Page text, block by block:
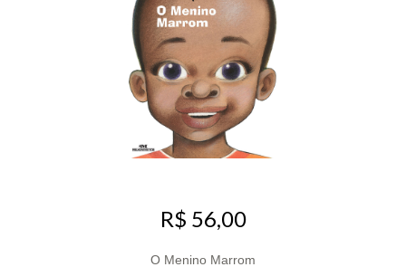
R$ 56,00
O Menino Marrom